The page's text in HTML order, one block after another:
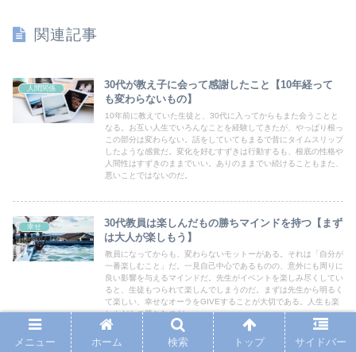
関連記事
人間関係
30代が教え子に会って感謝したこと【10年経って
も変わらないもの】
10年前に教えていた生徒と、30代に入ってからもまた会うことと
なる。お互い人生でいろんなことを経験してきたが、やっぱり根っ
この部分は変わらない。話をしていてもまるで昔にタイムスリップ
したような感覚だ。変化を好むすずきは行動するも、根底の性格や
人間性はすずきのままでいい。ありのままでい続けることもまた、
悪いことではないのだ。
幸せ
30代教員は楽しんだもの勝ちマインドを持つ【まず
は大人が楽しもう】
教員になってからも、変わらないモットーがある。それは「自分が
一番楽しむこと」だ。一見自己中心であるものの、意外にも周りに
良い影響を与えるマインドだ。先生がイベントを楽しみ尽くしてい
ると、生徒もつられて楽しんでしまうのだ。まずは先生から明るく
て楽しい、幸せなオーラをGIVEすることが大切である。人生も楽
しんだもの勝ちなのだ。
メニュー ホーム 検索 トップ サイドバー